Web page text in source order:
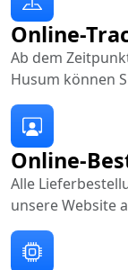
Online-
Alle
unsere Website
Online-
Ab dem
Husum können